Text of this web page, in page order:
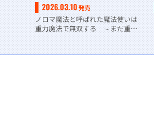
2026.03.10発売
ノロマ魔法と呼ばれた魔法使いは
重力魔法で無双する ～まだ重力